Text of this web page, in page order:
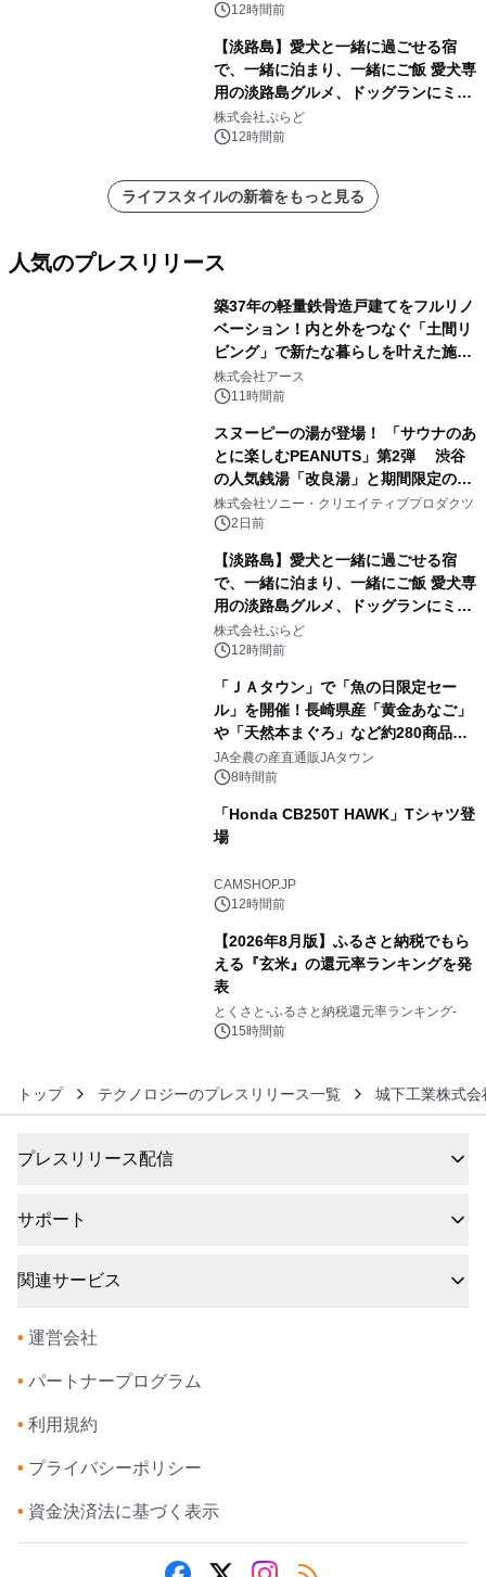
12時間前
【淡路島】愛犬と一緒に過ごせる宿
で、一緒に泊まり、一緒にご飯 愛犬専
用の淡路島グルメ、ドッグランにミニ
プール グランピングとトレーラーハウ
スの2施設で
株式会社ぷらど
12時間前
ライフスタイルの新着をもっと見る
人気のプレスリリース
築37年の軽量鉄骨造戸建てをフルリノ
ベーション！内と外をつなぐ「土間リ
ビング」で新たな暮らしを叶えた施工
事例を株式会社アースが公開
株式会社アース
11時間前
スヌーピーの湯が登場！ 「サウナのあ
とに楽しむPEANUTS」第2弾 渋谷
の人気銭湯「改良湯」と期間限定のコ
ラボレーション サウナイキタイコラ
ボグッズも発売決定！
株式会社ソニー・クリエイティブプロダクツ
2日前
【淡路島】愛犬と一緒に過ごせる宿
で、一緒に泊まり、一緒にご飯 愛犬専
用の淡路島グルメ、ドッグランにミニ
プール グランピングとトレーラーハウ
スの2施設で
株式会社ぷらど
12時間前
「ＪＡタウン」で「魚の日限定セー
ル」を開催！長崎県産「黄金あなご」
や「天然本まぐろ」など約280商品を
販売！～毎月１０日の定例企画～
JA全農の産直通販JAタウン
8時間前
「Honda CB250T HAWK」Tシャツ登
場
CAMSHOP.JP
12時間前
【2026年8月版】ふるさと納税でもら
える『玄米』の還元率ランキングを発
表
とくさと-ふるさと納税還元率ランキング-
15時間前
トップ テクノロジーのプレスリリース一覧 城下工業株式会
プレスリリース配信
サポート
関連サービス
• 運営会社
• パートナープログラム
• 利用規約
• プライバシーポリシー
• 資金決済法に基づく表示